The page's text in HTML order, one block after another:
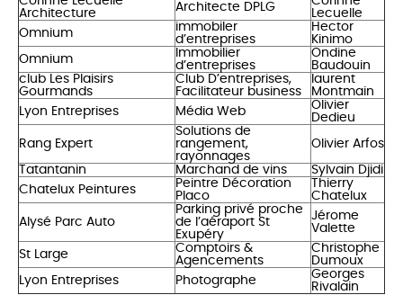
Architecture
Architecte DPLG
Lecuelle
Omnium
immobiler
d’entreprises
Hector
Kinimo
Omnium
Immobilier
d’entreprises
Ondine
Baudouin
club Les Plaisirs
Gourmands
Club D’entreprises,
Facilitateur business
laurent
Montmain
Lyon Entreprises
Média Web
Olivier
Dedieu
Rang Expert
Solutions de
rangement,
rayonnages
Olivier Arfos
Tatantanin Marchand de vins
Sylvain Djidi
Chatelux Peintures
Peintre Décoration
Placo
Thierry
Chatelux
Alysé Parc Auto
Parking privé proche
de l’aéraport St
Exupéry
Jérome
Valette
St Large
Comptoirs &
Agencements
Christophe
Dumoux
Lyon Entreprises
Photographe
Georges
Rivalain